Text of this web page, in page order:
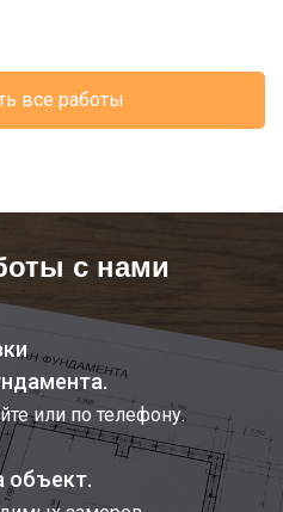
все работы
с нами
или по телефону.
объект.